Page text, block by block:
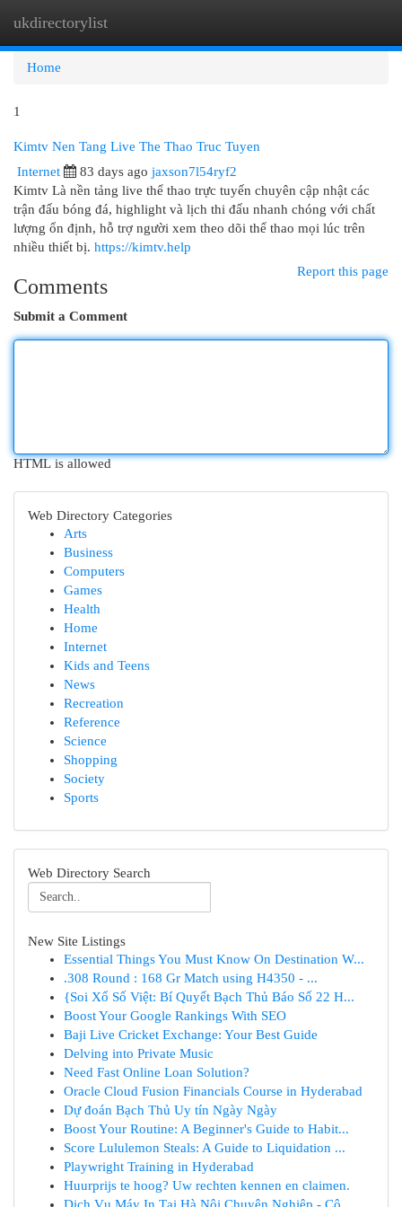
ukdirectorylist
Home
1
Kimtv Nen Tang Live The Thao Truc Tuyen
Internet 83 days ago jaxson7l54ryf2
Kimtv Là nền tảng live thể thao trực tuyến chuyên cập nhật các
trận đấu bóng đá, highlight và lịch thi đấu nhanh chóng với chất
lượng ổn định, hỗ trợ người xem theo dõi thể thao mọi lúc trên
nhiều thiết bị. https://kimtv.help
Report this page
Comments
Submit a Comment
HTML is allowed
Web Directory Categories
Arts
Business
Computers
Games
Health
Home
Internet
Kids and Teens
News
Recreation
Reference
Science
Shopping
Society
Sports
Web Directory Search
New Site Listings
Essential Things You Must Know On Destination W...
.308 Round : 168 Gr Match using H4350 - ...
{Soi Xổ Số Việt: Bí Quyết Bạch Thủ Báo Số 22 H...
Boost Your Google Rankings With SEO
Baji Live Cricket Exchange: Your Best Guide
Delving into Private Music
Need Fast Online Loan Solution?
Oracle Cloud Fusion Financials Course in Hyderabad
Dự đoán Bạch Thủ Uy tín Ngày Ngày
Boost Your Routine: A Beginner's Guide to Habit...
Score Lululemon Steals: A Guide to Liquidation ...
Playwright Training in Hyderabad
Huurprijs te hoog? Uw rechten kennen en claimen.